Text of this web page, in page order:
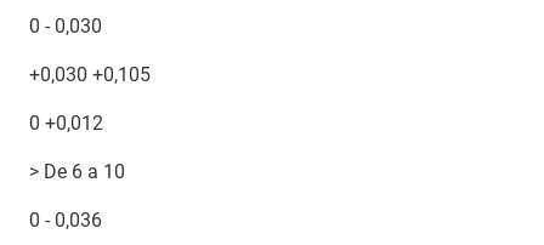
0 - 0,030
+0,030 +0,105
0 +0,012
> De 6 a 10
0 - 0,036